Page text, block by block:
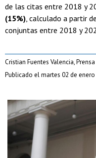
de las citas entre 2018 y
(15%) , calculado a partir
conjuntas entre 2018 y
Cristian Fuentes Valencia,
Publicado el martes 02 de